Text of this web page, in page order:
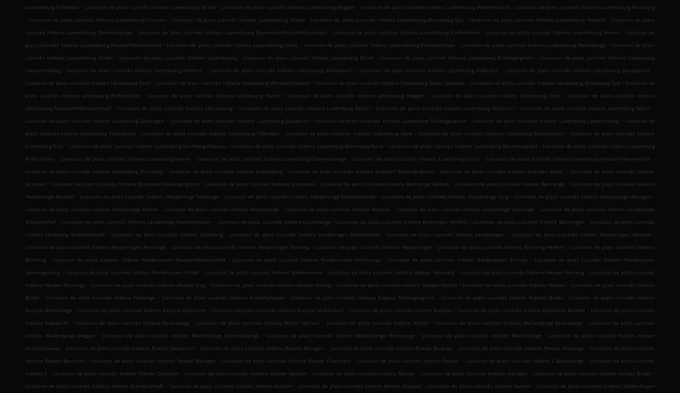
Luxembourg Pafendall . Livraison de plats cuisinés Indiens Luxembourg Bridel . Livraison de plats cuisinés Indiens Luxembourg Beggen . Livraison de plats cuisinés Indiens Luxembourg Weimerskirch . Livraison de plats cuisinés Indiens Luxembourg Kirchberg
. Livraison de plats cuisinés Indiens Luxembourg Clausen . Livraison de plats cuisinés Indiens Luxembourg Grund . Livraison de plats cuisinés Indiens Luxembourg Bouneweg-Süd . Livraison de plats cuisinés Indiens Luxembourg Howald . Livraison de plats
cuisinés Indiens Luxembourg Dommeldange . Livraison de plats cuisinés Indiens Luxembourg Bonnevoie-Nord-Verlorenkost . Livraison de plats cuisinés Indiens Luxembourg Polfermillen . Livraison de plats cuisinés Indiens Luxembourg Hamm . Livraison de
plats cuisinés Indiens Luxembourg Neudorf-Weimershof . Livraison de plats cuisinés Indiens Luxembourg Cents . Livraison de plats cuisinés Indiens Luxembourg Kockelscheuer . Livraison de plats cuisinés Indiens Luxembourg Bereldange . Livraison de plats
cuisinés Indiens Luxembourg Findel . Livraison de plats cuisinés Indiens Luxembourg . Livraison de plats cuisinés Indiens Lëtzebuerg Märel . Livraison de plats cuisinés Indiens Lëtzebuerg Rollengergronn . Livraison de plats cuisinés Indiens Lëtzebuerg
Lampertsbierg . Livraison de plats cuisinés Indiens Lëtzebuerg Helftent . Livraison de plats cuisinés Indiens Lëtzebuerg Millebaach . Livraison de plats cuisinés Indiens Lëtzebuerg Pafendall . Livraison de plats cuisinés Indiens Lëtzebuerg Gaasperech .
Livraison de plats cuisinés Indiens Lëtzebuerg Eech . Livraison de plats cuisinés Indiens Lëtzebuerg Weimeschkierch . Livraison de plats cuisinés Indiens Lëtzebuerg Garer Quartier . Livraison de plats cuisinés Indiens Lëtzebuerg Bouneweg-Süd . Livraison de
plats cuisinés Indiens Lëtzebuerg Polfermillen
. Livraison de plats cuisinés Indiens Lëtzebuerg Hamm . Livraison de plats cuisinés Indiens Lëtzebuerg Beggen . Livraison de plats cuisinés Indiens Lëtzebuerg Zens . Livraison de plats cuisinés Indiens
Lëtzebuerg Neiduerf-Weimeschhaff . Livraison de plats cuisinés Indiens Lëtzebuerg . Livraison de plats cuisinés Indiens Luxemburg Belair . Livraison de plats cuisinés Indiens Luxemburg Hollerich . Livraison de plats cuisinés Indiens Luxemburg Märel .
Livraison de plats cuisinés Indiens Luxemburg Zessingen . Livraison de plats cuisinés Indiens Luxemburg Gasperich . Livraison de plats cuisinés Indiens Luxemburg Rollengergronn . Livraison de plats cuisinés Indiens Luxemburg Limpertsberg . Livraison de
plats cuisinés Indiens Luxemburg Ville-Haute . Livraison de plats cuisinés Indiens Luxemburg Pafendall . Livraison de plats cuisinés Indiens Luxemburg Gare . Livraison de plats cuisinés Indiens Luxemburg Mühlenbach . Livraison de plats cuisinés Indiens
Luxemburg Eich . Livraison de plats cuisinés Indiens Luxemburg Kirchberg-Plateau . Livraison de plats cuisinés Indiens Luxemburg Bonneweg-Nord . Livraison de plats cuisinés Indiens Luxemburg Bouneweg-Süd . Livraison de plats cuisinés Indiens Luxemburg
Polfermillen . Livraison de plats cuisinés Indiens Luxemburg Hamm . Livraison de plats cuisinés Indiens Luxemburg Dommeldange . Livraison de plats cuisinés Indiens Luxemburg Cents . Livraison de plats cuisinés Indiens Luxemburg Neudorf-Weimershof .
Livraison de plats cuisinés Indiens Luxemburg Kirchberg . Livraison de plats cuisinés Indiens Luxemburg . Livraison de plats cuisinés Indiens Strassen Rollengergronn . Livraison de plats cuisinés Indiens Strassen Bridel . Livraison de plats cuisinés Indiens
Strassen . Livraison de plats cuisinés Indiens Stroossen Rollengergronn . Livraison de plats cuisinés Indiens Stroossen . Livraison de plats cuisinés Indiens Bertrange Helfent . Livraison de plats cuisinés Indiens Bertrange . Livraison de plats cuisinés Indiens
Hesperange Howald . Livraison de plats cuisinés Indiens Hesperange Fentange . Livraison de plats cuisinés Indiens Hesperange Kockelscheuer . Livraison de plats cuisinés Indiens Hesperange Itzig . Livraison de plats cuisinés Indiens Hesperange Alzingen .
Livraison de plats cuisinés Indiens Hesperange Hamm . Livraison de plats cuisinés Indiens Hesperange . Livraison de plats cuisinés Indiens Howald . Livraison de plats cuisinés Indiens Leudelange Cessange . Livraison de plats cuisinés Indiens Leudelange
Schlewenhof . Livraison de plats cuisinés Indiens Leudelange Kockelscheuer . Livraison de plats cuisinés Indiens Leudelange . Livraison de plats cuisinés Indiens Bartringen Helfent . Livraison de plats cuisinés Indiens Bartringen . Livraison de plats cuisinés
Indiens Leideleng Schléiwenhaff . Livraison de plats cuisinés Indiens Leideleng . Livraison de plats cuisinés Indiens Leudelingen Schlewenhof . Livraison de plats cuisinés Indiens Leudelingen . Livraison de plats cuisinés Indiens Hesperingen Howald .
Livraison de plats cuisinés Indiens Hesperingen Fentange . Livraison de plats cuisinés Indiens Hesperingen Fenteng . Livraison de plats cuisinés Indiens Hesperingen . Livraison de plats cuisinés Indiens Bartreng Helfent . Livraison de plats cuisinés Indiens
Bartreng . Livraison de plats cuisinés Indiens Niederanven Neudorf-Weimershof . Livraison de plats cuisinés Indiens Niederanven Helmsange . Livraison de plats cuisinés Indiens Niederanven Ernster . Livraison de plats cuisinés Indiens Niederanven
Senningerberg . Livraison de plats cuisinés Indiens Niederanven Findel . Livraison de plats cuisinés Indiens Niederanven . Livraison de plats cuisinés Indiens Hesper Houwald . Livraison de plats cuisinés Indiens Hesper Fenteng . Livraison de plats cuisinés
Indiens Hesper Fentange . Livraison de plats cuisinés Indiens Hesper Izeg . Livraison de plats cuisinés Indiens Hesper Alzeng . Livraison de plats cuisinés Indiens Hesper Hamm . Livraison de plats cuisinés Indiens Hesper . Livraison de plats cuisinés Indiens
Bridel . Livraison de plats cuisinés Indiens Fentange . Livraison de plats cuisinés Indiens Kockelscheuer . Livraison de plats cuisinés Indiens Kopstal Rollengergronn . Livraison de plats cuisinés Indiens Kopstal Bridel . Livraison de plats cuisinés Indiens
Kopstal Bereldange . Livraison de plats cuisinés Indiens Kopstal Koplescht . Livraison de plats cuisinés Indiens Kopstal Mullendorf . Livraison de plats cuisinés Indiens Kopstal . Livraison de plats cuisinés Indiens Koplescht Briddel . Livraison de plats cuisinés
Indiens Koplescht . Livraison de plats cuisinés Indiens Bereldange . Livraison de plats cuisinés Indiens Walfer Helsem . Livraison de plats cuisinés Indiens Walfer . Livraison de plats cuisinés Indiens Walferdange Bereldange . Livraison de plats cuisinés
Indiens Walferdange Beggen
. Livraison de plats cuisinés Indiens Walferdange Dommeldange . Livraison de plats cuisinés Indiens Walferdange Helmsange . Livraison de plats cuisinés Indiens Walferdange . Livraison de plats cuisinés Indiens Roeser
Kockelscheuer . Livraison de plats cuisinés Indiens Roeser Gasperich . Livraison de plats cuisinés Indiens Roeser Alzingen . Livraison de plats cuisinés Indiens Roeser Bivange . Livraison de plats cuisinés Indiens Roeser Fentange . Livraison de plats cuisinés
Indiens Roeser Berchem . Livraison de plats cuisinés Indiens Roeser Bivingen . Livraison de plats cuisinés Indiens Roeser Crauthem . Livraison de plats cuisinés Indiens Roeser . Livraison de plats cuisinés Indiens L Bereldange . Livraison de plats cuisinés
Indiens L . Livraison de plats cuisinés Indiens Mamer Capellen . Livraison de plats cuisinés Indiens Mamer Holzem . Livraison de plats cuisinés Indiens Mamer . Livraison de plats cuisinés Indiens Alzingen . Livraison de plats cuisinés Indiens Kehlen Bridel .
Livraison de plats cuisinés Indiens Kehlen Brameschhaff . Livraison de plats cuisinés Indiens Kehlen Holzem . Livraison de plats cuisinés Indiens Kehlen Nospelt . Livraison de plats cuisinés Indiens Kehlen . Livraison de plats cuisinés Indiens Walferdingen